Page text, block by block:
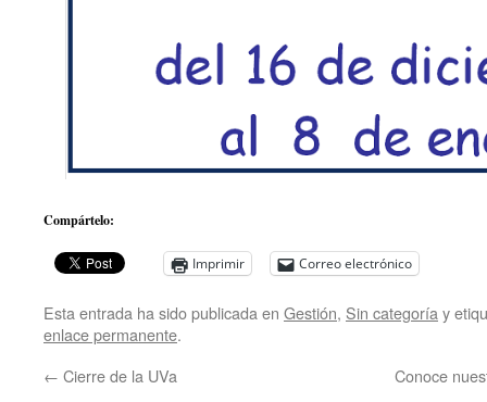
Compártelo:
Imprimir Correo electrónico
Esta entrada ha sido publicada en Gestión, Sin categoría y
enlace permanente.
← Cierre de la UVa Conoce